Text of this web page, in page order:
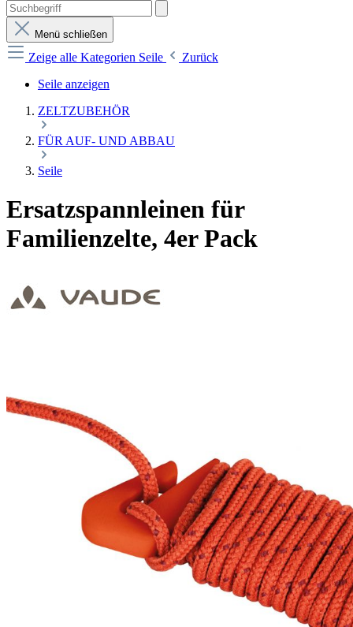
Menü schließen
Zeige alle Kategorien Seile
Zurück
Seile anzeigen
ZELTZUBEHÖR
FÜR AUF- UND ABBAU
Seile
Ersatzspannleinen für
Familienzelte, 4er Pack